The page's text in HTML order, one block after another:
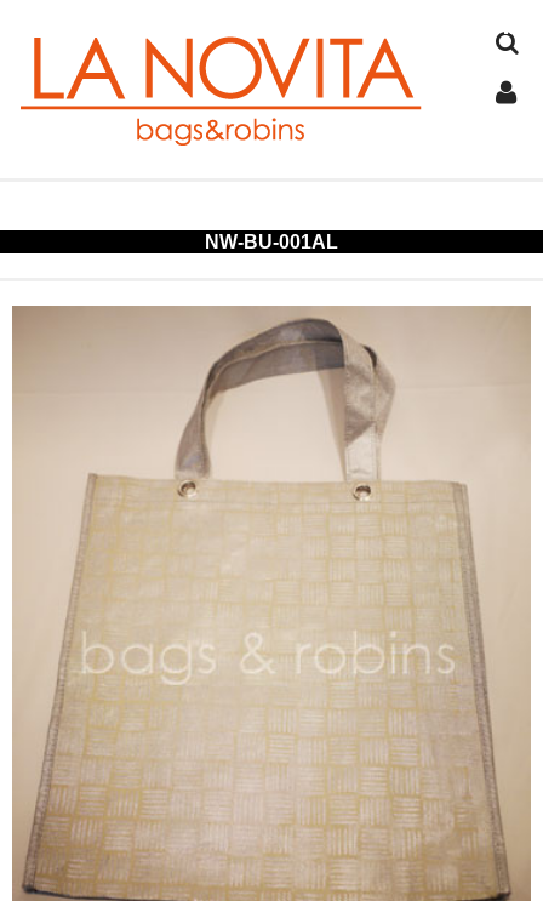
ALUMINUM
NON WOVBON
TYVEK
PAPER
CHARM
FELT NOTE
CONTACT
GUIDE
NW-BU-001AL